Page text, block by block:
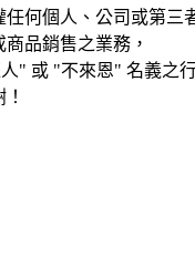
何個人、公司或第三
品銷售之業務，
" 或 "不來恩" 名義之